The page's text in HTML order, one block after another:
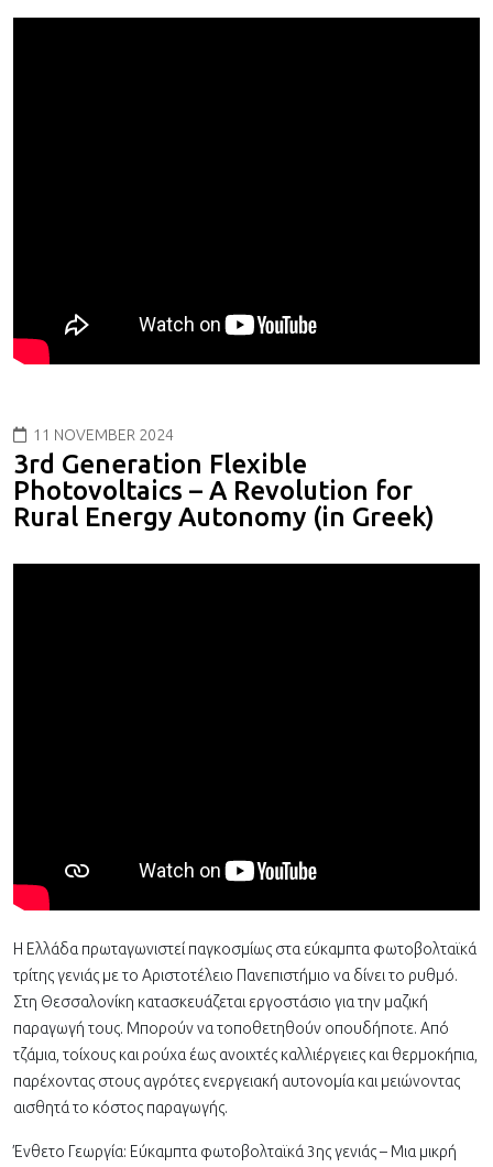
11 NOVEMBER 2024
3rd Generation Flexible
Photovoltaics – A Revolution for
Rural Energy Autonomy (in Greek)
Η Ελλάδα πρωταγωνιστεί παγκοσμίως στα εύκαμπτα φωτοβολταϊκά
τρίτης γενιάς με το Αριστοτέλειο Πανεπιστήμιο να δίνει το ρυθμό.
Στη Θεσσαλονίκη κατασκευάζεται εργοστάσιο για την μαζική
παραγωγή τους. Μπορούν να τοποθετηθούν οπουδήποτε. Από
τζάμια, τοίχους και ρούχα έως ανοιχτές καλλιέργειες και θερμοκήπια,
παρέχοντας στους αγρότες ενεργειακή αυτονομία και μειώνοντας
αισθητά το κόστος παραγωγής.
Ένθετο Γεωργία: Εύκαμπτα φωτοβολταϊκά 3ης γενιάς – Μια μικρή